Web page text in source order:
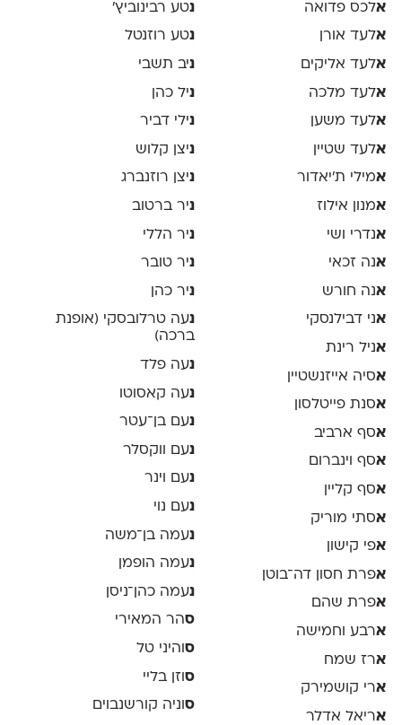
אלכס פדואה
אלעד אורן
אלעד אליקים
אלעד מלכה
אלעד משען
אלעד שטיין
אמילי ת׳יאדור
אמנון אילוז
אנדרי ושי
אנה זכאי
אנה חורש
אני דבילנסקי
אניל רינת
אסיה אייזנשטיין
אסנת פייטלסון
אסף ארביב
אסף וינברום
אסף קליין
אסתי מוריק
אפי קישון
אפרת חסון דה־בוטן
אפרת שהם
ארבע וחמישה
ארז שמח
ארי קושמירק
אריאל אדלר
נטע רבינוביץ׳
נטע רוזנטל
ניב תשבי
ניל כהן
נילי דביר
ניצן קלוש
ניצן רוזנברג
ניר ברטוב
ניר הללי
ניר טובר
ניר כהן
נעה טרלובסקי (אופנת
ברכה)
נעה פלד
נעה קאסוטו
נעם בן־עטר
נעם ווקסלר
נעם וינר
נעם נוי
נעמה בן־משה
נעמה הופמן
נעמה כהן־ניסן
סהר המאירי
ס והיני טל
סוזן בליי
ס וניה קורשנבוים